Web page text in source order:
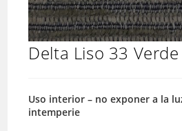
Delta Liso 33 Verde
Uso interior – no exponer a la
intemperie